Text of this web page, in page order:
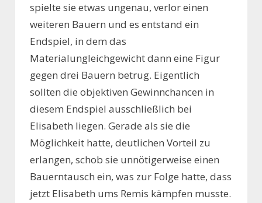
spielte sie etwas ungenau, verlor einen
weiteren Bauern und es entstand ein
Endspiel, in dem das
Materialungleichgewicht dann eine Figur
gegen drei Bauern betrug. Eigentlich
sollten die objektiven Gewinnchancen in
diesem Endspiel ausschließlich bei
Elisabeth liegen. Gerade als sie die
Möglichkeit hatte, deutlichen Vorteil zu
erlangen, schob sie unnötigerweise einen
Bauerntausch ein, was zur Folge hatte, dass
jetzt Elisabeth ums Remis kämpfen musste.